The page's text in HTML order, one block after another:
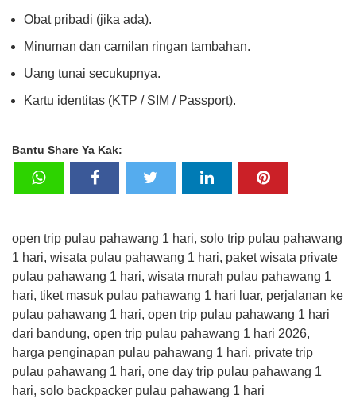
Obat pribadi (jika ada).
Minuman dan camilan ringan tambahan.
Uang tunai secukupnya.
Kartu identitas (KTP / SIM / Passport).
Bantu Share Ya Kak:
open trip pulau pahawang 1 hari, solo trip pulau pahawang
1 hari, wisata pulau pahawang 1 hari, paket wisata private
pulau pahawang 1 hari, wisata murah pulau pahawang 1
hari, tiket masuk pulau pahawang 1 hari luar, perjalanan ke
pulau pahawang 1 hari, open trip pulau pahawang 1 hari
dari bandung, open trip pulau pahawang 1 hari 2026,
harga penginapan pulau pahawang 1 hari, private trip
pulau pahawang 1 hari, one day trip pulau pahawang 1
hari, solo backpacker pulau pahawang 1 hari